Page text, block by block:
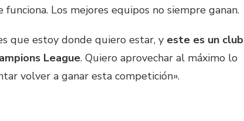
Los mejores equipos no siempre ganan.
que estoy donde quiero estar, y este es un club
League. Quiero aprovechar al máximo lo
volver a ganar esta competición».